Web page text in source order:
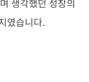
였습니다.